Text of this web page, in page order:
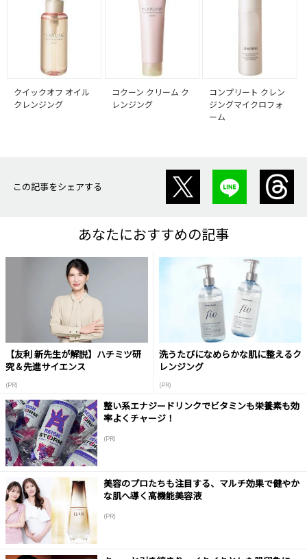
クイックオフ オイル
クレンジング
コクーン クリーム ク
レンジング
コンプリート クレン
ジングマイクロフォ
ーム
この記事をシェアする
あなたにおすすめの記事
【友利 新先生が解説】ハチミツ研
究＆先進サイエンス
(PR)
洗うたびになめらかな肌に整えるク
レンジング
(PR)
整い系エナジードリンクでビタミンも栄養素も効
率よくチャージ！
(PR)
美容のプロたちも注目する、マルチ効果で健やか
な肌へ導く高機能美容液
(PR)